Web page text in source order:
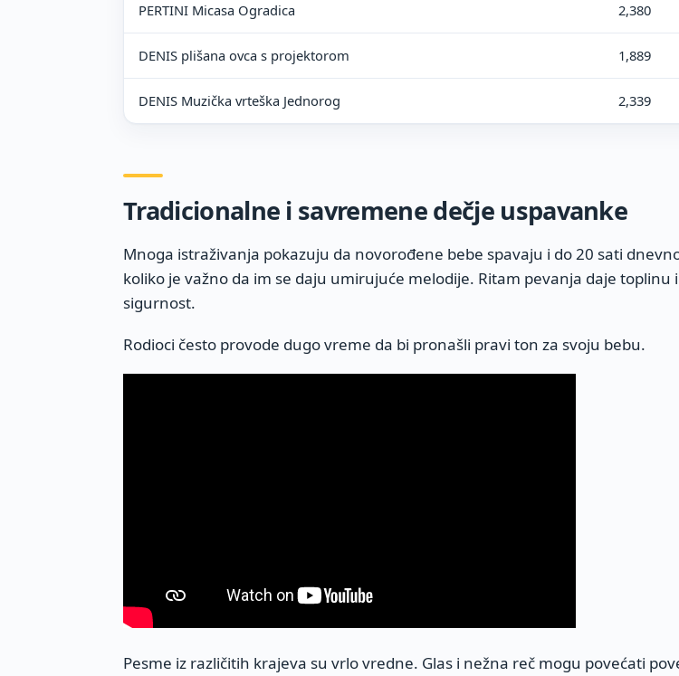
PERTINI Micasa Ogradica 2,380
DENIS plišana ovca s projektorom 1,889
DENIS Muzička vrteška Jednorog 2,339
Tradicionalne i savremene dečje uspavanke
Mnoga istraživanja pokazuju da novorođene bebe spavaju i do 20 sati
koliko je važno da im se daju umirujuće melodije. Ritam pevanja daje toplinu
sigurnost.
Rodioci često provode dugo vreme da bi pronašli pravi ton za svoju bebu.
Pesme iz različitih krajeva su vrlo vredne. Glas i nežna reč mogu povećati